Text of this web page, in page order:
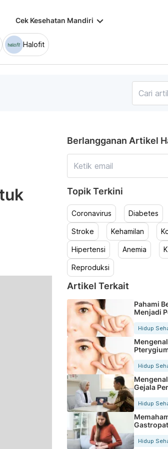
Cek Kesehatan Mandiri keyboard_arrow_down
Halofit
Berlangganan Artikel
Topik Terkini
Coronavirus Diabetes
Stroke Kehamilan
Hipertensi Anemia
Reproduksi
Artikel Terkait
Pahami
Menjadi
Hidup
Hidup
Gejala
Tubuh
Hidup
Rekam
Hidup